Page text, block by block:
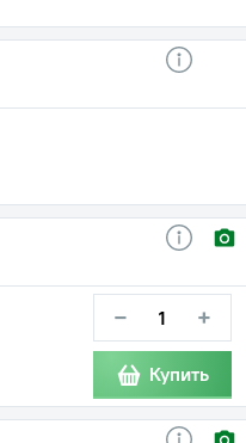
− +
Купить